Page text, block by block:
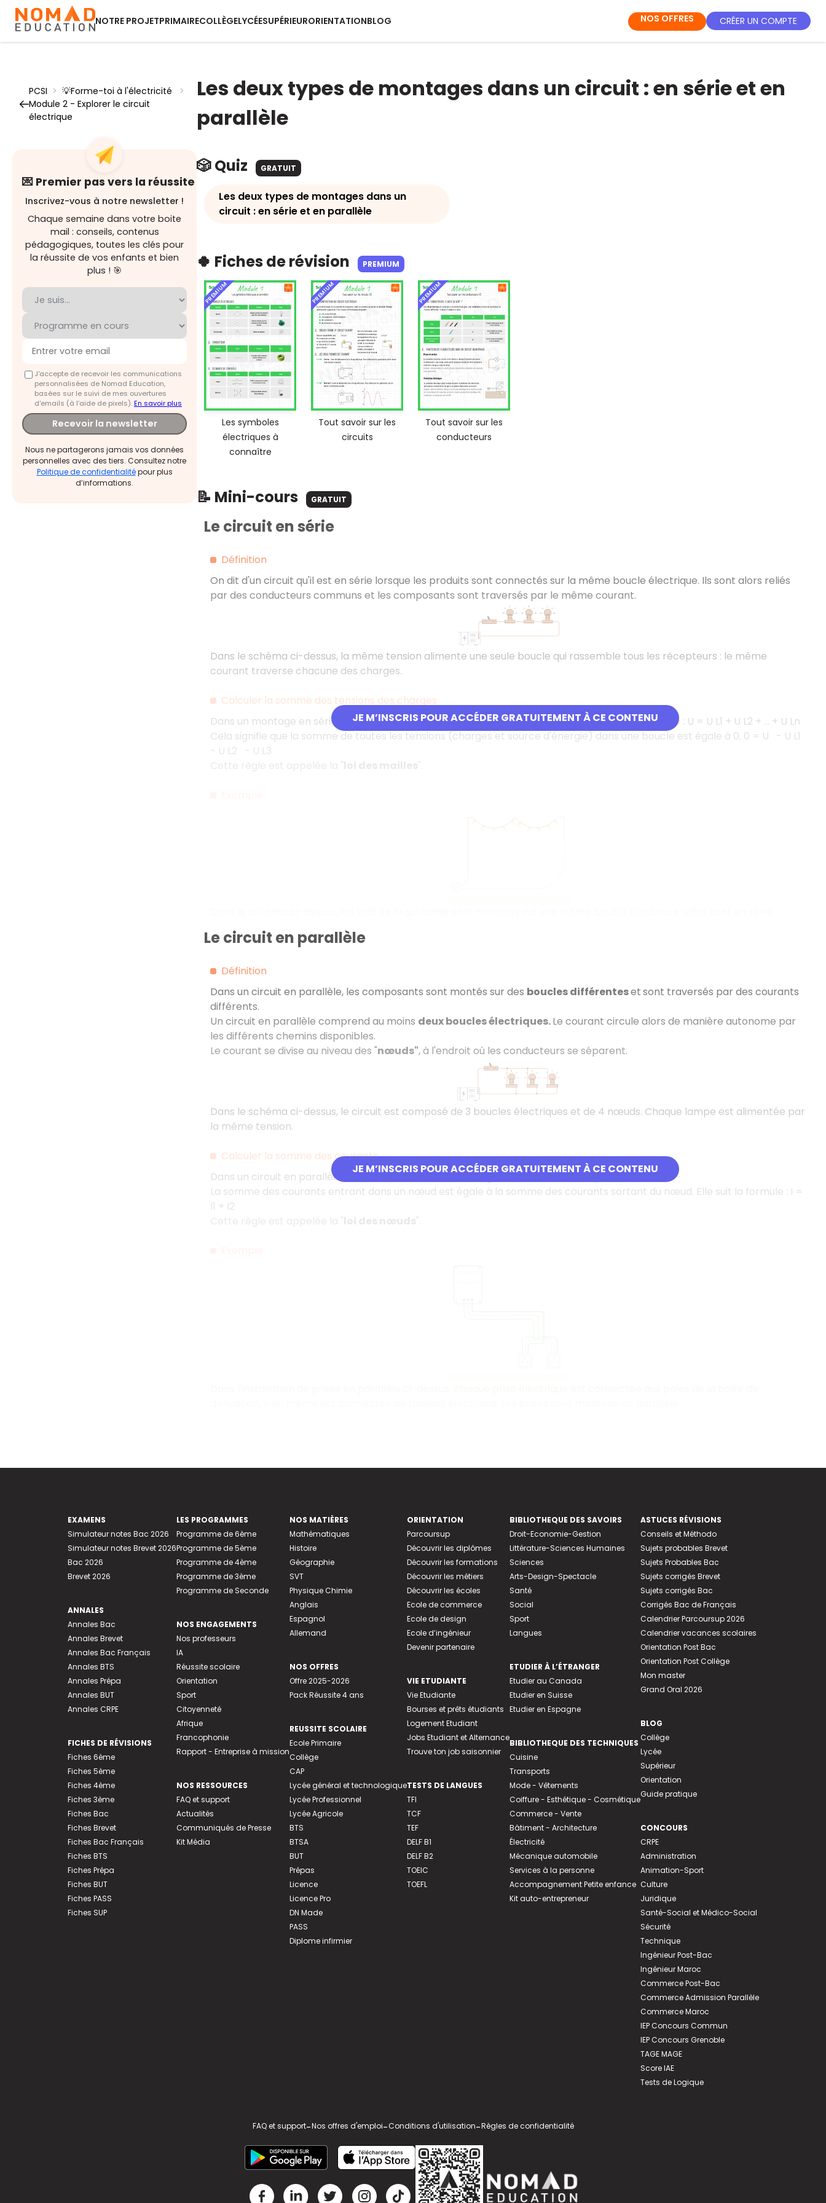
NOTRE PROJETPRIMAIRECOLLÈGELYCÉESUPÉRIEURORIENTATIONBLOG NOS OFFRES CRÉER UN COMPTE
PCSI > 💡Forme-toi à l'électricité
>
Module 2 - Explorer le circuit
électrique
💌 Premier pas vers la réussite
Inscrivez-vous à notre newsletter !
Chaque semaine dans votre boite
mail : conseils, contenus
pédagogiques, toutes les clés pour
la réussite de vos enfants et bien
plus ! 🎯
J'accepte de recevoir les communications
personnalisées de Nomad Education,
basées sur le suivi de mes ouvertures
d'emails (à l’aide de pixels).En savoir plus
Recevoir la newsletter
Nous ne partagerons jamais vos données
personnelles avec des tiers. Consultez notre
Politique de confidentialitépour plus
d’informations.
Les deux types de montages dans un circuit : en série et en
parallèle
🎲 Quiz GRATUIT
Les deux types de montages dans un
circuit : en série et en parallèle
🍀 Fiches de révision PREMIUM
PREMIUM
Les symboles
électriques à
connaître
PREMIUM
Tout savoir sur les
circuits
PREMIUM
Tout savoir sur les
conducteurs
📝 Mini-cours GRATUIT
JE M’INSCRIS POUR ACCÉDER GRATUITEMENT À CE CONTENU
Le circuit en série
Définition
On dit d'un circuit qu'il est en série lorsque les produits sont connectés sur la même boucle électrique. Ils sont alors reliés
par des conducteurs communs et les composants sont traversés par le même courant.
Dans le schéma ci-dessus, la même tension alimente une seule boucle qui rassemble tous les récepteurs : le même
courant traverse chacune des charges.
Calculer la somme des tensions des charges
Dans un montage en série, la somme des tensions des charges est égale à la tension de la source : U = U L1 + U L2 + ... + U Ln
Cela signifie que la somme de toutes les tensions (charges et source d'énergie) dans une boucle est égale à 0. 0 = U - U L1
- U L2 - U L3
JE M’INSCRIS POUR ACCÉDER GRATUITEMENT À CE CONTENU
Le circuit en parallèle
Définition
Dans un circuit en parallèle, les composants sont montés sur des boucles différentesetsont traversés par des courants
différents.
Un circuit en parallèle comprend au moins deux boucles électriques.Le courant circule alors de manière autonome par
les différents chemins disponibles.
Le courant se divise au niveau des "nœuds", à l'endroit où les conducteurs se séparent.
Dans le schéma ci-dessus, le circuit est composé de 3 boucles électriques et de 4 nœuds. Chaque lampe est alimentée par
la même tension.
Calculer la somme des courants
Dans un circuit en parallèle, la somme des courants est égale au courant fourni par la source.
La somme des courants entrant dans un nœud est égale à la somme des courants sortant du nœud. Elle suit la formule : I =
I1 + I2
EXAMENS
Simulateur notes Bac 2026
Simulateur notes Brevet 2026
Bac 2026
Brevet 2026
ANNALES
Annales Bac
Annales Brevet
Annales Bac Français
Annales BTS
Annales Prépa
Annales BUT
Annales CRPE
FICHES DE RÉVISIONS
Fiches 6ème
Fiches 5ème
Fiches 4ème
Fiches 3ème
Fiches Bac
Fiches Brevet
Fiches Bac Français
Fiches BTS
Fiches Prépa
Fiches BUT
Fiches PASS
Fiches SUP
LES PROGRAMMES
Programme de 6ème
Programme de 5ème
Programme de 4ème
Programme de 3ème
Programme de Seconde
NOS ENGAGEMENTS
Nos professeurs
IA
Réussite scolaire
Orientation
Sport
Citoyenneté
Afrique
Francophonie
Rapport - Entreprise à mission
NOS RESSOURCES
FAQ et support
Actualités
Communiqués de Presse
Kit Média
NOS MATIÈRES
Mathématiques
Histoire
Géographie
SVT
Physique Chimie
Anglais
Espagnol
Allemand
NOS OFFRES
Offre 2025-2026
Pack Réussite 4 ans
REUSSITE SCOLAIRE
Ecole Primaire
Collège
CAP
Lycée général et technologique
Lycée Professionnel
Lycée Agricole
BTS
BTSA
BUT
Prépas
Licence
Licence Pro
DN Made
PASS
Diplome infirmier
ORIENTATION
Parcoursup
Découvrir les diplômes
Découvrir les formations
Découvrir les métiers
Découvrir les écoles
Ecole de commerce
Ecole de design
Ecole d’ingénieur
Devenir partenaire
VIE ETUDIANTE
Vie Etudiante
Bourses et prêts étudiants
Logement Etudiant
Jobs Etudiant et Alternance
Trouve ton job saisonnier
TESTS DE LANGUES
TFI
TCF
TEF
DELF B1
DELF B2
TOEIC
TOEFL
BIBLIOTHEQUE DES SAVOIRS
Droit-Economie-Gestion
Littérature-Sciences Humaines
Sciences
Arts-Design-Spectacle
Santé
Social
Sport
Langues
ETUDIER À L’ÉTRANGER
Etudier au Canada
Etudier en Suisse
Etudier en Espagne
BIBLIOTHEQUE DES TECHNIQUES
Cuisine
Transports
Mode - Vêtements
Coiffure - Esthétique - Cosmétique
Commerce - Vente
Bâtiment - Architecture
Électricité
Mécanique automobile
Services à la personne
Accompagnement Petite enfance
Kit auto-entrepreneur
ASTUCES RÉVISIONS
Conseils et Méthodo
Sujets probables Brevet
Sujets Probables Bac
Sujets corrigés Brevet
Sujets corrigés Bac
Corrigés Bac de Français
Calendrier Parcoursup 2026
Calendrier vacances scolaires
Orientation Post Bac
Orientation Post Collège
Mon master
Grand Oral 2026
BLOG
Collège
Lycée
Supérieur
Orientation
Guide pratique
CONCOURS
CRPE
Administration
Animation-Sport
Culture
Juridique
Santé-Social et Médico-Social
Sécurité
Technique
Ingénieur Post-Bac
Ingénieur Maroc
Commerce Post-Bac
Commerce Admission Parallèle
Commerce Maroc
IEP Concours Commun
IEP Concours Grenoble
TAGE MAGE
Score IAE
Tests de Logique
FAQ et support-Nos offres d'emploi-Conditions d'utilisation-Règles de confidentialité